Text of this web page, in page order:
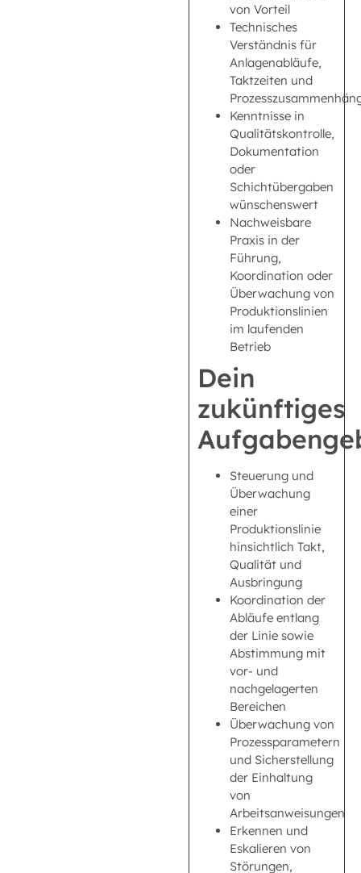
von Vorteil
Technisches
Verständnis für
Anlagenabläufe,
Taktzeiten und
Kenntnisse in
Qualitätskontrolle,
Dokumentation
oder
Schichtübergaben
wünschenswert
Nachweisbare
Praxis in der
Führung,
Koordination oder
Überwachung von
Produktionslinien
im laufenden
Betrieb
Dein
zukünftiges
Steuerung und
Überwachung
einer
Produktionslinie
hinsichtlich Takt,
Qualität und
Ausbringung
Koordination der
Abläufe entlang
der Linie sowie
Abstimmung mit
vor- und
nachgelagerten
Bereichen
Überwachung von
Prozessparametern
und Sicherstellung
der Einhaltung
von
Arbeitsanweisungen
Erkennen und
Eskalieren von
Störungen,